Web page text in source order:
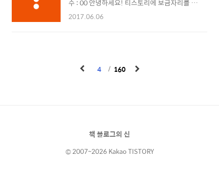
의 신 소개, 블로거팁닷컴 소개, 블로그 활동경
력 소개, 강의내용 소개까지 전반적인 소개 내용
수 : 00 안녕하세요! 티스토리에 보금자리를 마
련하시려는 여러분께 초대장을 배포해 드리려
mail 주소를 남겨주시면 초대장을 보내드립니
다. 남겨주실 때에는 꼭 비밀댓글로 남겨주세
겨주신 분! No 이런 분들께 드리지 않아요! ..
2017.06.06
4 160
책 블로그의 신
© 2007~2026 Kakao TISTORY